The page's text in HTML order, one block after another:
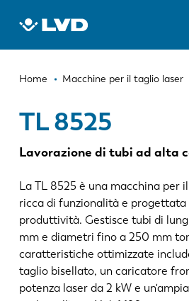
Briciole
pane
Home Macchine per il taglio laser
TL 8525
Lavorazione di tubi ad alta
La TL 8525 è una macchina per
ricca di funzionalità e progettata
produttività. Gestisce tubi di
mm e diametri fino a 250 mm
caratteristiche ottimizzate
taglio bisellato, un caricatore
potenza laser da 2 kW e
TL 8525
MACCHINE PER IL TAGLIO
CESOIE
SOFTWARE
SERVIZIO CLIENTI
SU LVD